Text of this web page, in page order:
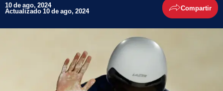
10 de ago, 2024
Actualizado 10 de ago, 2024 Compartir